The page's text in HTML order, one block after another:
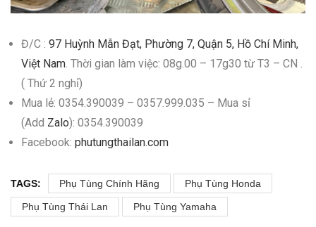
Đ/C : 97 Huỳnh Mẫn Đạt, Phường 7, Quận 5, Hồ Chí Minh,
Việt Nam . Thời gian làm việc: 08g.00 – 17g30 từ T3 – CN .
( Thứ 2 nghỉ)
Mua lẻ: 0354.390039 – 0357.999.035 – Mua sỉ
(Add Zalo): 0354.390039
Facebook: phutungthailan.com
TAGS: Phụ Tùng Chính Hãng Phụ Tùng Honda
Phụ Tùng Thái Lan Phụ Tùng Yamaha